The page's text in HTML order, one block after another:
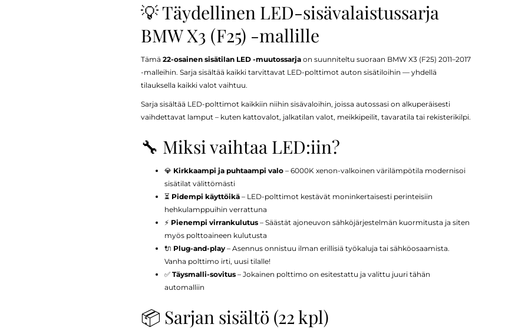
💡 Täydellinen LED-sisävalaistussarja
BMW X3 (F25) -mallille
Tämä 22-osainen sisätilan LED -muutossarja on suunniteltu suoraan BMW X3 (F25) 2011–2017
-malleihin. Sarja sisältää kaikki tarvittavat LED-polttimot auton sisätiloihin — yhdellä
tilauksella kaikki valot vaihtuu.
Sarja sisältää LED-polttimot kaikkiin niihin sisävaloihin, joissa autossasi on alkuperäisesti
vaihdettavat lamput – kuten kattovalot, jalkatilan valot, meikkipeilit, tavaratila tai rekisterikilpi.
🔧 Miksi vaihtaa LED:iin?
💎 Kirkkaampi ja puhtaampi valo – 6000K xenon-valkoinen värilämpötila modernisoi
sisätilat välittömästi
⏳ Pidempi käyttöikä – LED-polttimot kestävät moninkertaisesti perinteisiin
hehkulamppuihin verrattuna
⚡ Pienempi virrankulutus – Säästät ajoneuvon sähköjärjestelmän kuormitusta ja siten
myös polttoaineen kulutusta
🔌 Plug-and-play – Asennus onnistuu ilman erillisiä työkaluja tai sähköosaamista.
Vanha polttimo irti, uusi tilalle!
✅ Täysmalli-sovitus – Jokainen polttimo on esitestattu ja valittu juuri tähän
automalliin
📦 Sarjan sisältö (22 kpl)